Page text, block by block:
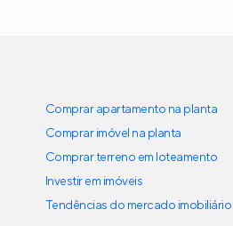
Comprar apartamento na planta
Comprar imóvel na planta
Comprar terreno em loteamento
Investir em imóveis
Tendências do mercado imobiliário